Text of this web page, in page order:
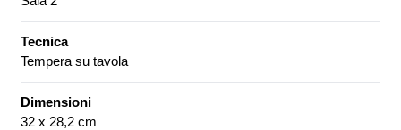
Tecnica
Tempera su tavola
Dimensioni
32 x 28,2 cm